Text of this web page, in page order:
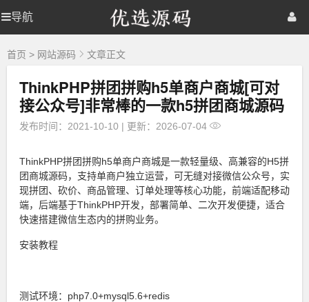
导航
优
选
码
优
选
首页 网站源码
棋牌源码
首页 > 网站源码 文章正文
ThinkPHP拼团拼购h5单商户商城[可对
接公众号]非常棒的一款h5拼团商城源码
发布时间：2021-10-10 | 更新：2026-07-04
ThinkPHP拼团拼购h5单商户商城是一款轻量级、高兼容的H5拼
团商城源码，支持单商户独立运营，可无缝对接微信公众号，实
现拼团、砍价、商品管理、订单处理等核心功能，前端适配移动
端，后端基于ThinkPHP开发，部署简单、二次开发便捷，适合
快速搭建微信生态内的拼购业务。
安装教程
测试环境：php7.0+mysql5.6+redis